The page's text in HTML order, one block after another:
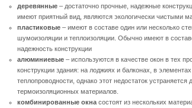
деревянные– достаточно прочные, надежные
имеют приятный вид, являются экологически чистыми
пластиковые– имеют в составе один или несколько
шумоизоляции и теплоизоляции. Обычно имеют в
надежность конструкции
алюминиевые – используются в качестве окон в тех
конструкции здания: на лоджиях и балконах, в
теплопроводности, однако этот недостаток
термоизоляционных материалов.
комбинированные окнасостоят из нескольких